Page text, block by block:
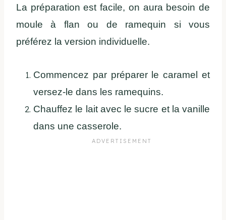
La préparation est facile, on aura besoin de
moule à flan ou de ramequin si vous
préférez la version individuelle.
Commencez par préparer le caramel et
versez-le dans les ramequins.
Chauffez le lait avec le sucre et la vanille
dans une casserole.